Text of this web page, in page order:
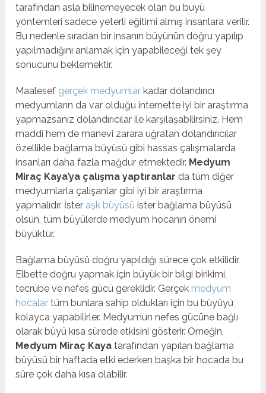
tarafından asla bilinemeyecek olan bu büyü
yöntemleri sadece yeterli eğitimi almış insanlara verilir.
Bu nedenle sıradan bir insanın büyünün doğru yapılıp
yapılmadığını anlamak için yapabileceği tek şey
sonucunu beklemektir.
Maalesef gerçek medyumlar kadar dolandırıcı
medyumların da var olduğu internette iyi bir araştırma
yapmazsanız dolandırıcılar ile karşılaşabilirsiniz. Hem
maddi hem de manevi zarara uğratan dolandırıcılar
özellikle bağlama büyüsü gibi hassas çalışmalarda
insanları daha fazla mağdur etmektedir. Medyum
Miraç Kaya’ya çalışma yaptıranlar da tüm diğer
medyumlarla çalışanlar gibi iyi bir araştırma
yapmalıdır. İster aşk büyüsü ister bağlama büyüsü
olsun, tüm büyülerde medyum hocanın önemi
büyüktür.
Bağlama büyüsü doğru yapıldığı sürece çok etkilidir.
Elbette doğru yapmak için büyük bir bilgi birikimi,
tecrübe ve nefes gücü gereklidir. Gerçek medyum
hocalar tüm bunlara sahip oldukları için bu büyüyü
kolayca yapabilirler. Medyumun nefes gücüne bağlı
olarak büyü kısa sürede etkisini gösterir. Örneğin,
Medyum Miraç Kayatarafından yapılan bağlama
büyüsü bir haftada etki ederken başka bir hocada bu
süre çok daha kısa olabilir.